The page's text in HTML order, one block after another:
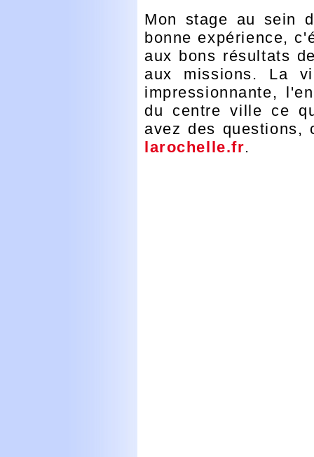
Mon stage au sein
bonne expérience,
aux bons résultats
aux missions. La
impressionnante,
du centre ville ce
avez des questions,
larochelle.fr.